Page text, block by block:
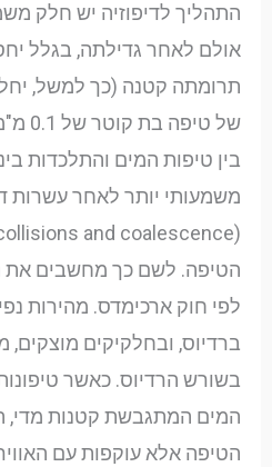
התהליך לדיפוזיה יש חלק
אולם לאחר גדילתה, בגלל
של
בין טיפות המים והתלכדות
משמעותי יותר לאחר עשרות
הטיפה. לשם כך מחשבים את
לפי חוק ארכימדס. מהירות
ברדיוס, ובחלקיקים מוצקים,
בשורש הרדיוס. כאשר
המים המתגבשת קטנות מדי,
הטיפה אלא עוקפות עם